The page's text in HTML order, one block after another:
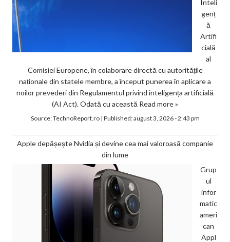
Inteli
genț
ă
Artifi
cială
al
Comisiei Europene, în colaborare directă cu autoritățile
naționale din statele membre, a început punerea în aplicare a
noilor prevederi din Regulamentul privind inteligența artificială
(AI Act). Odată cu această Read more »
Source:TechnoReport.ro| Published:august 3, 2026 - 2:43 pm
Apple depășește Nvidia și devine cea mai valoroasă companie
din lume
Grup
ul
infor
matic
ameri
can
Appl